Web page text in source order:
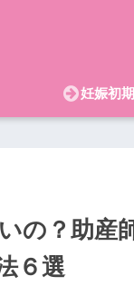
妊娠初期
の？助産
６選